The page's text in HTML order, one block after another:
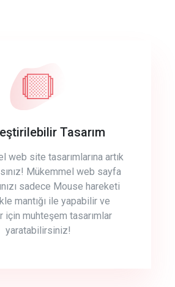
Tasarım
web site tasarımlarına artık
Mükemmel web sayfa
sadece Mouse hareketi
mantığı ile yapabilir ve
için muhteşem tasarımlar
yaratabilirsiniz!